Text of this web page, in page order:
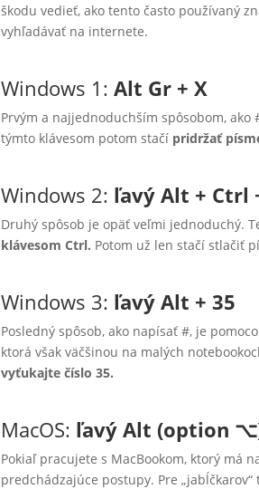
škodu vedieť, ako tento často používaný
vyhľadávať na internete.
Windows 1: Alt Gr + X
Prvým a najjednoduchším spôsobom, ako
týmto klávesom potom stačí pridržať
Windows 2: ľavý Alt + Ctrl
Druhý spôsob je opäť veľmi jednoduchý.
klávesom Ctrl. Potom už len stačí stlačiť
Windows 3: ľavý Alt + 35
Posledný spôsob, ako napísať #, je
ktorá však väčšinou na malých
vyťukajte číslo 35.
MacOS: ľavý Alt (option
Pokiaľ pracujete s MacBookom, ktorý má
predchádzajúce postupy. Pre